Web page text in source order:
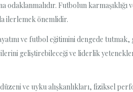
Futbolun karmaşıklığı
ilerlemek önemlidir.
ve futbol eğitimini dengede tutmak,
geliştirebileceği ve liderlik
ve uyku alışkanlıkları, fiziksel